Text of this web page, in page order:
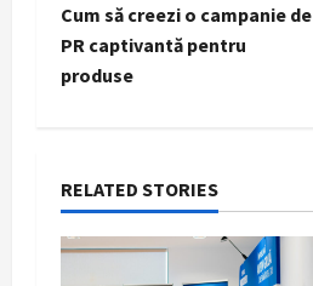
t
n
v
i
Cum să creezi o campanie de
PR captivantă pentru
produse
RELATED STORIES